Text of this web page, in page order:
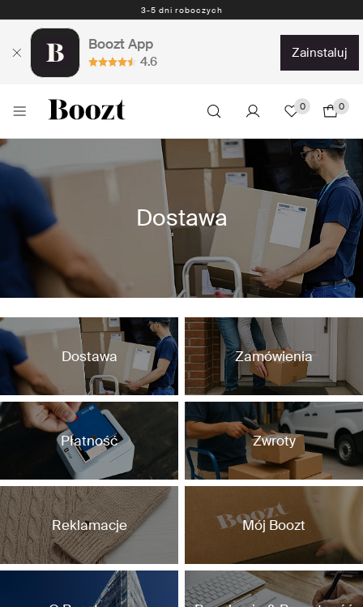
3-5 dni roboczych
Boozt App
4.6
zainstaluj
0 0
Dostawa
Dostawa Zamówienia
Płatność Zwroty
Reklamacje Mój Boozt